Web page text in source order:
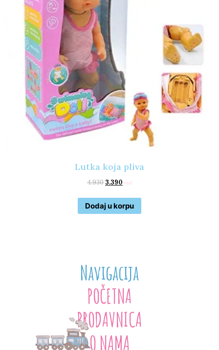
Lutka koja pliva
4.930 3.390 rsd
Dodaj u korpu
Navigacija
POČETNA
PRODAVNICA
O NAMA